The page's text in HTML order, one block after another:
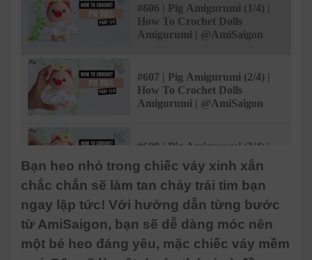
#606 | Pig Amigurumi (1/4) |
How To Crochet Dolls
Amigurumi | @AmiSaigon
#607 | Pig Amigurumi (2/4) |
How To Crochet Dolls
Amigurumi | @AmiSaigon
#608 | Pig Amigurumi (3/4) |
How To Crochet Dolls
Amigurumi | @AmiSaigon
#609 | Pig Amigurumi (4/4) |
How To Crochet Dolls
Amigurumi | @AmiSaigon
Bạn heo nhỏ trong chiếc váy xinh xắn
chắc chắn sẽ làm tan chảy trái tim bạn
ngay lập tức! Với hướng dẫn từng bước
từ AmiSaigon, bạn sẽ dễ dàng móc nên
một bé heo đáng yêu, mặc chiếc váy mềm